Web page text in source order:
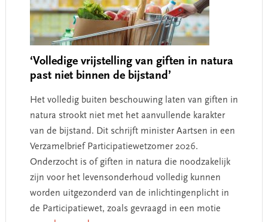
‘Volledige vrijstelling van giften in natura
past niet binnen de bijstand’
Het volledig buiten beschouwing laten van giften in
natura strookt niet met het aanvullende karakter
van de bijstand. Dit schrijft minister Aartsen in een
Verzamelbrief Participatiewetzomer 2026.
Onderzocht is of giften in natura die noodzakelijk
zijn voor het levensonderhoud volledig kunnen
worden uitgezonderd van de inlichtingenplicht in
de Participatiewet, zoals gevraagd in een motie